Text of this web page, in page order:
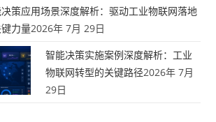
策应用场景深度解析：驱动工业物联网落地
力量2026年 7月 29日
智能决策实施案例深度解析：工业
物联网转型的关键路径2026年 7月
29日